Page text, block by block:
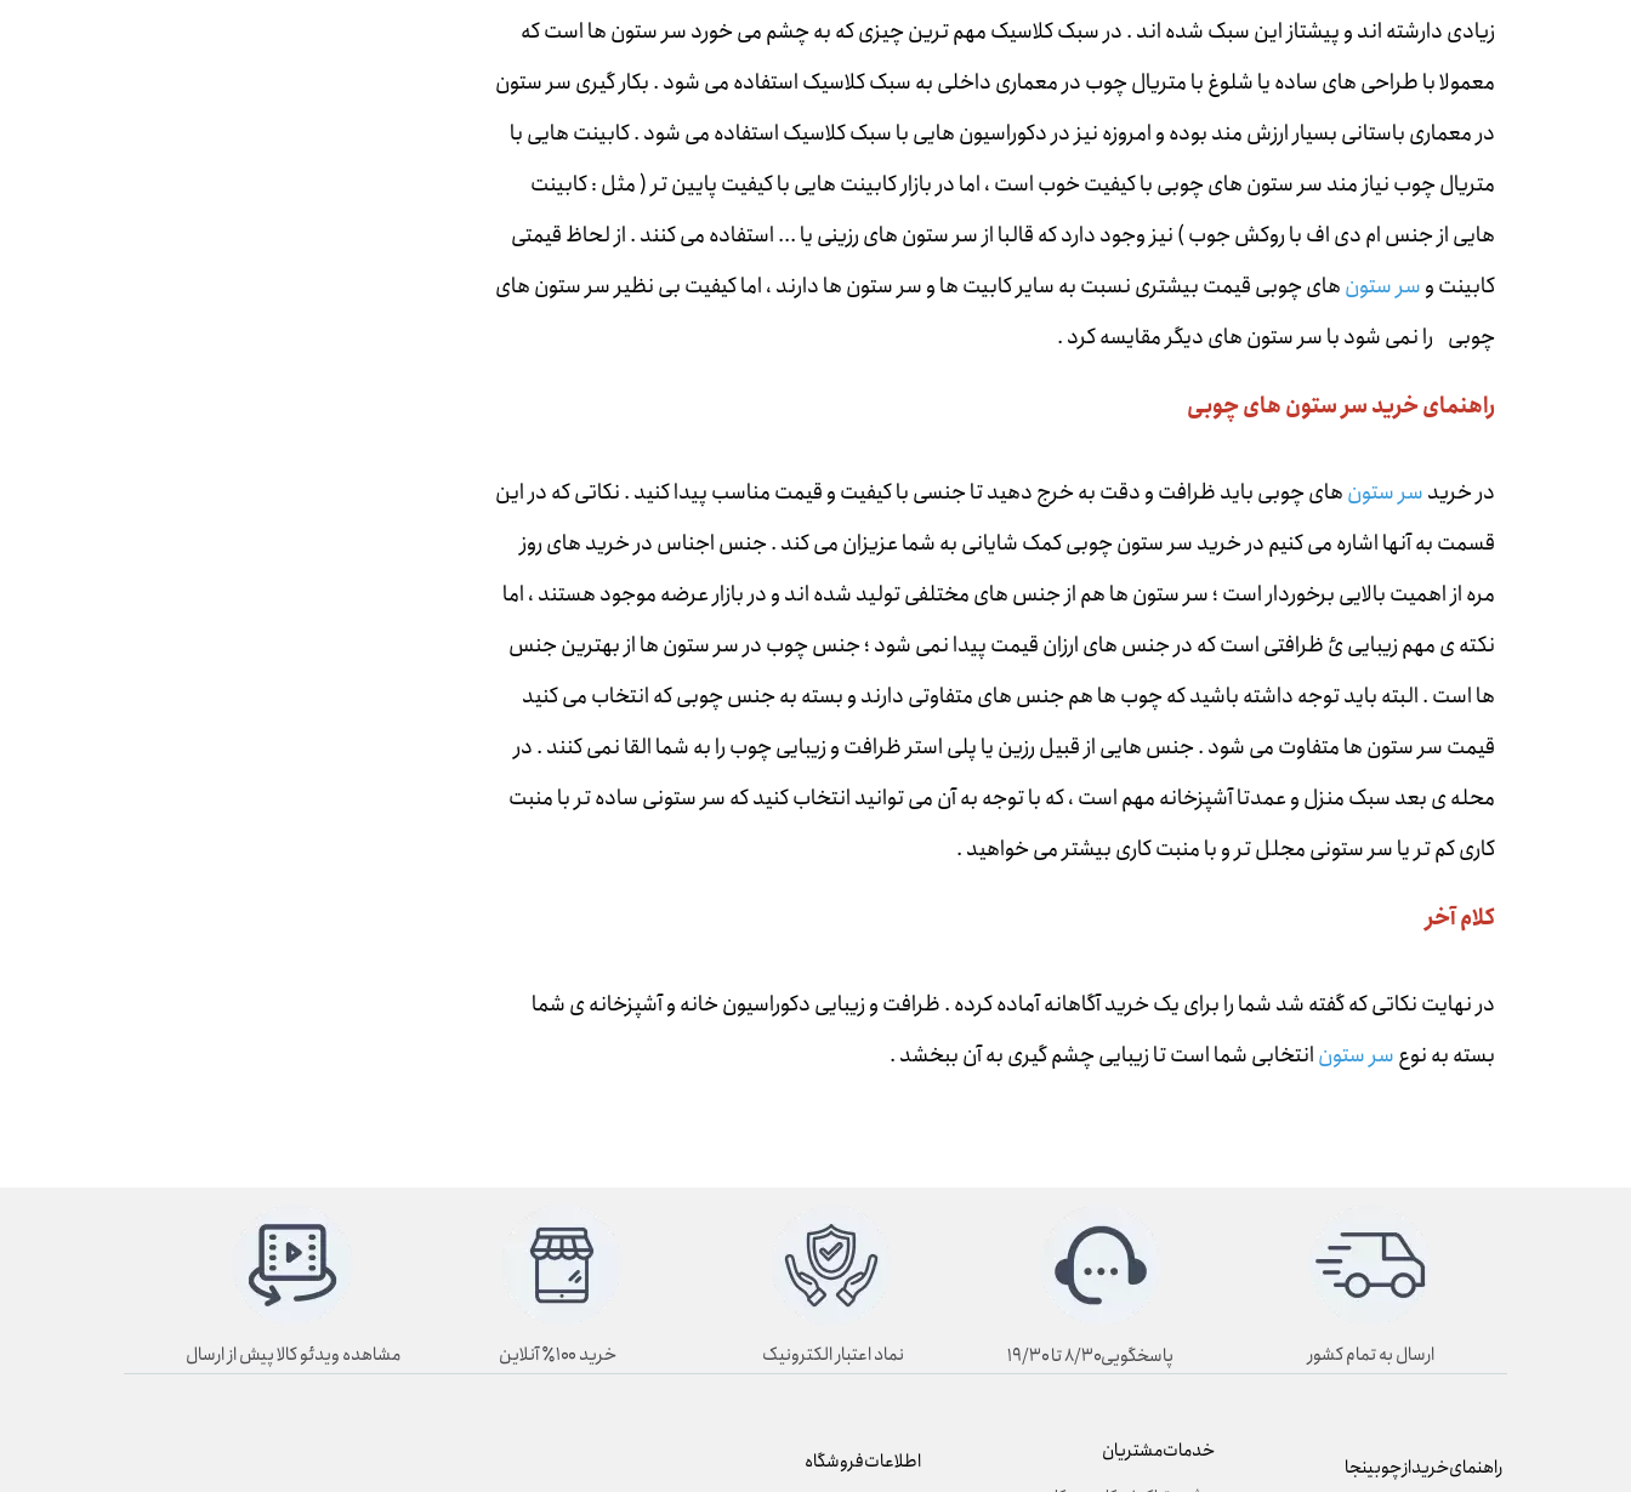
زیادی دارشته اند و پیشتاز این سبک شده اند . در سبک کلاسیک مهم ترین چیزی که به چشم می خورد سر ستون ها است که
معمولا با طراحی های ساده یا شلوغ با متریال چوب در معماری داخلی به سبک کلاسیک استفاده می شود . بکار گیری سر ستون
در معماری باستانی بسیار ارزش مند بوده و امروزه نیز در دکوراسیون هایی با سبک کلاسیک استفاده می شود . کابینت هایی با
متریال چوب نیاز مند سر ستون های چوبی با کیفیت خوب است ، اما در بازار کابینت هایی با کیفیت پایین تر ( مثل : کابینت
هایی از جنس ام دی اف با روکش جوب ) نیز وجود دارد که قالبا از سر ستون های رزینی یا ... استفاده می کنند . از لحاظ قیمتی
کابینت وسر ستونهای چوبی قیمت بیشتری نسبت به سایر کابیت ها و سر ستون ها دارند ، اما کیفیت بی نظیر سر ستون های
چوبی را نمی شود با سر ستون های دیگر مقایسه کرد .
راهنمای خرید سر ستون های چوبی
در خریدسر ستونهای چوبی باید ظرافت و دقت به خرج دهید تا جنسی با کیفیت و قیمت مناسب پیدا کنید . نکاتی که در این
قسمت به آنها اشاره می کنیم در خرید سر ستون چوبی کمک شایانی به شما عزیزان می کند . جنس اجناس در خرید های روز
مره از اهمیت بالایی برخوردار است ؛ سر ستون ها هم از جنس های مختلفی تولید شده اند و در بازار عرضه موجود هستند ، اما
نکته ی مهم زیبایی ئ ظرافتی است که در جنس های ارزان قیمت پیدا نمی شود ؛ جنس چوب در سر ستون ها از بهترین جنس
ها است . البته باید توجه داشته باشید که چوب ها هم جنس های متفاوتی دارند و بسته به جنس چوبی که انتخاب می کنید
قیمت سر ستون ها متفاوت می شود . جنس هایی از قبیل رزین یا پلی استر ظرافت و زیبایی چوب را به شما القا نمی کنند . در
محله ی بعد سبک منزل و عمدتا آشپزخانه مهم است ، که با توجه به آن می توانید انتخاب کنید که سر ستونی ساده تر با منبت
کاری کم تر یا سر ستونی مجلل تر و با منبت کاری بیشتر می خواهید .
کلام آخر
در نهایت نکاتی که گفته شد شما را برای یک خرید آگاهانه آماده کرده . ظرافت و زیبایی دکوراسیون خانه و آشپزخانه ی شما
بسته به نوعسر ستونانتخابی شما است تا زیبایی چشم گیری به آن ببخشد .
راهنمای خرید از چوبینجا
خدمات مشتریان اطلاعات فروشگاه
ارسال به تمام کشور پاسخگویی۸/۳۰ تا ۱۹/۳۰ نماد اعتبار الکترونیک خرید ۱۰۰٪ آنلاین مشاهده ویدئو کالا پیش از ارسال